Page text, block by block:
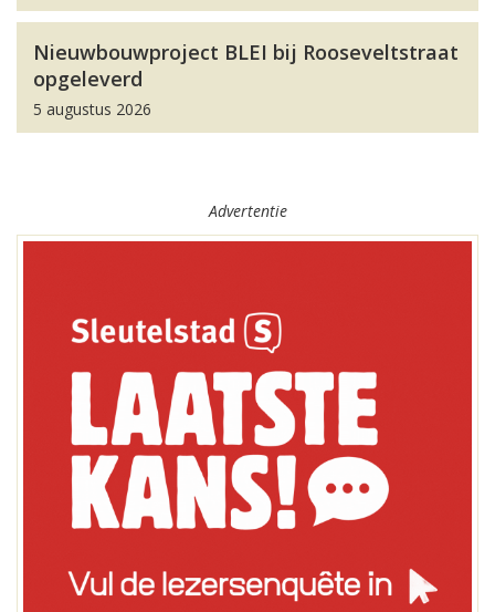
Nieuwbouwproject BLEI bij Rooseveltstraat
opgeleverd
5 augustus 2026
Advertentie